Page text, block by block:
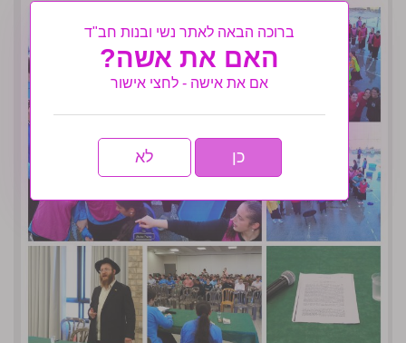
ברוכה הבאה לאתר נשי ובנות חב"ד
האם את אשה?
אם את אישה - לחצי אישור
כן לא